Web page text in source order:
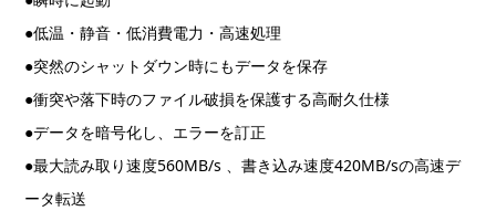
●低温・静音・低消費電力・高速処理
●突然のシャットダウン時にもデータを保存
●衝突や落下時のファイル破損を保護する高耐久仕様
●データを暗号化し、エラーを訂正
●最大読み取り速度560MB/s 、書き込み速度420MB/sの高速デ
ータ転送